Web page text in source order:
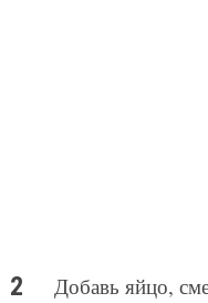
Добавь яйцо,